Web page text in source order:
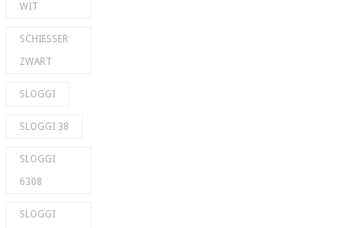
WIT
SCHIESSER
ZWART
SLOGGI
SLOGGI 38
SLOGGI
6308
SLOGGI